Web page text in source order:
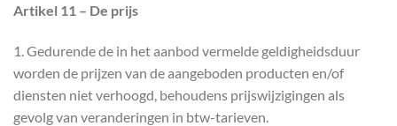
Artikel 11 – De prijs
1. Gedurende de in het aanbod vermelde geldigheidsduur
worden de prijzen van de aangeboden producten en/of
diensten niet verhoogd, behoudens prijswijzigingen als
gevolg van veranderingen in btw-tarieven.